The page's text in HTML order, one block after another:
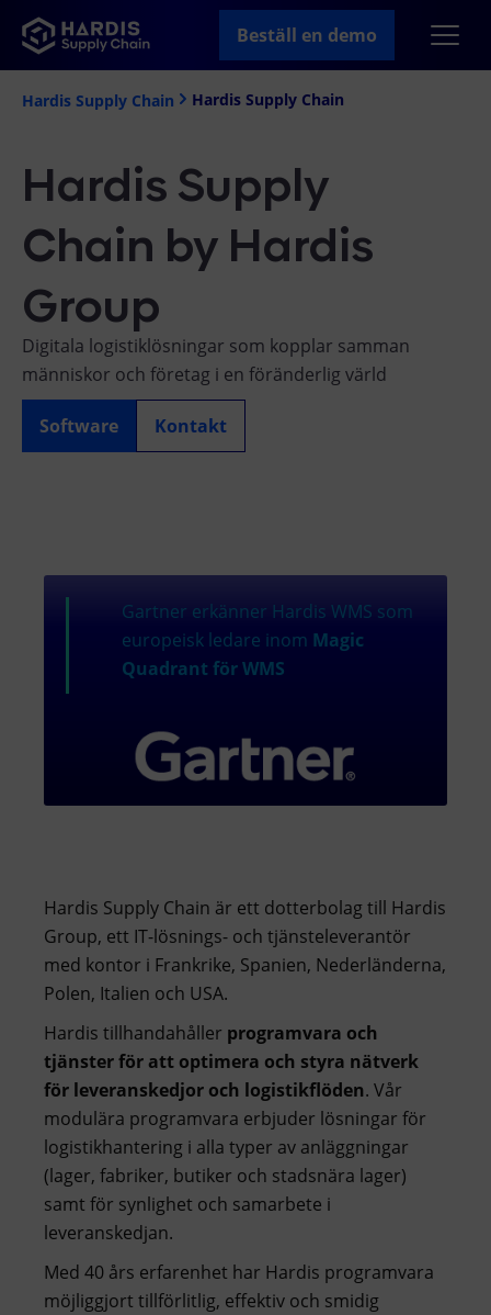
Beställ en demo
Hardis Supply Chain Hardis Supply Chain
Hardis Supply
Chain by Hardis
Group
Digitala logistiklösningar som kopplar samman
människor och företag i en föränderlig värld
Software Kontakt
Gartner erkänner Hardis WMS som
europeisk ledare inom Magic
Quadrant för WMS
Hardis Supply Chain är ett dotterbolag till Hardis
Group, ett IT-lösnings- och tjänsteleverantör
med kontor i Frankrike, Spanien, Nederländerna,
Polen, Italien och USA.
Hardis tillhandahåller programvara och
tjänster för att optimera och styra nätverk
för leveranskedjor och logistikflöden. Vår
modulära programvara erbjuder lösningar för
logistikhantering i alla typer av anläggningar
(lager, fabriker, butiker och stadsnära lager)
samt för synlighet och samarbete i
leveranskedjan.
Med 40 års erfarenhet har Hardis programvara
möjliggjort tillförlitlig, effektiv och smidig